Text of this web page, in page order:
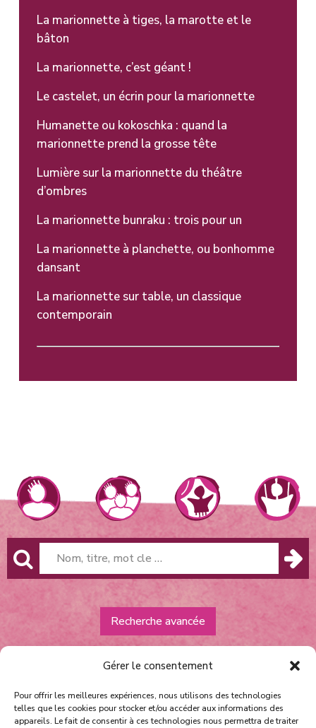
Gérer le consentement
Pour offrir les meilleures expériences, nous utilisons des technologies
telles que les cookies pour stocker et/ou accéder aux informations des
appareils. Le fait de consentir à ces technologies nous permettra de traiter
La marionnette à tiges, la marotte et le
bâton
La marionnette, c’est géant !
Le castelet, un écrin pour la marionnette
Humanette ou kokoschka : quand la
marionnette prend la grosse tête
Lumière sur la marionnette du théâtre
d’ombres
La marionnette bunraku : trois pour un
La marionnette à planchette, ou bonhomme
dansant
La marionnette sur table, un classique
contemporain
Recherche avancée